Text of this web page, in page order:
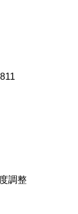
調整